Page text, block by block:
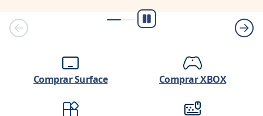
Reproducir/Pausa
Comprar Surface Comprar XBOX